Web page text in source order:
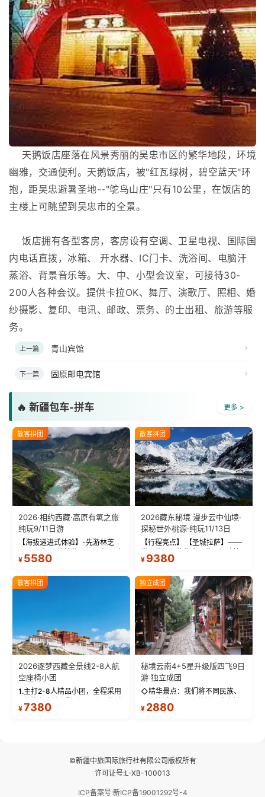
天鹅饭店座落在风景秀丽的吴忠市区的繁华地段，环境
幽雅，交通便利。天鹅饭店，被"红瓦绿树，碧空蓝天"环
抱，距吴忠避暑圣地--"鸵鸟山庄"只有10公里，在饭店的
主楼上可眺望到吴忠市的全景。
饭店拥有各型客房，客房设有空调、卫星电视、国际国
内电话直拨，冰箱、 开水器、IC门卡、洗浴间、电脑汗
蒸浴、背景音乐等。大、中、小型会议室，可接待30-
200人各种会议。提供卡拉OK、舞厅、演歌厅、照相、婚
纱摄影、复印、电讯、邮政、票务、的士出租、旅游等服
务。
上一篇 青山宾馆
下一篇 固原邮电宾馆
🔥 新疆包车-拼车 更多 >
散客拼团
2026·相约西藏·高原有氧之旅
纯玩9/11日游
【海拔递进式体验】-先游林芝
测 99%游客零高反 。 【贴心保
反根本不是事儿 ！ 【无人机航
拍】-雪山/圣湖/...
¥ 5580
散客拼团
2026藏东秘境 漫步云中仙境·
探秘世外桃源·纯玩11/13日
【行程亮点】 【圣城拉萨】——
萨，感受这座城与生俱来的与众
城堡寺院于一体的宏伟建筑，是
西藏最完整的古代...
¥ 9380
散客拼团
2026逐梦西藏全景线2-8人航
空座椅小团
1.主打2-8人精品小团，全程采用
9座航空座椅车型（360度环抱式
座舱），提供VIP级别的舒适出行
¥7380
独立成团
秘境云南4+5星升级版四飞9日
游 独立成团
◇精华景点：我们将不同民族、
不同地域、不同风格的三座古城
—【大理古城、丽江古城、香格
¥ 2880
©新疆中旅国际旅行社有限公司版权所有
许可证号:L-XB-100013
ICP备案号:新ICP备19001292号-4